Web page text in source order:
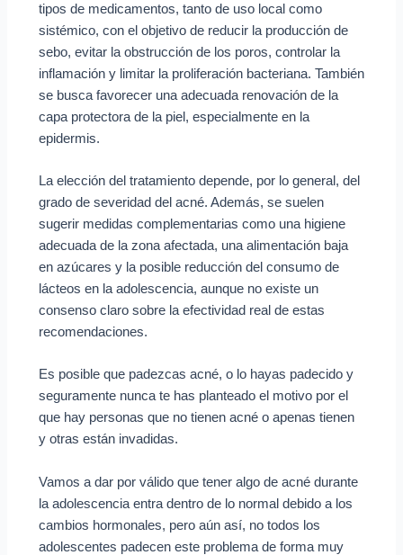
tipos de medicamentos, tanto de uso local como
sistémico, con el objetivo de reducir la producción de
sebo, evitar la obstrucción de los poros, controlar la
inflamación y limitar la proliferación bacteriana. También
se busca favorecer una adecuada renovación de la
capa protectora de la piel, especialmente en la
epidermis.
La elección del tratamiento depende, por lo general, del
grado de severidad del acné. Además, se suelen
sugerir medidas complementarias como una higiene
adecuada de la zona afectada, una alimentación baja
en azúcares y la posible reducción del consumo de
lácteos en la adolescencia, aunque no existe un
consenso claro sobre la efectividad real de estas
recomendaciones.
Es posible que padezcas acné, o lo hayas padecido y
seguramente nunca te has planteado el motivo por el
que hay personas que no tienen acné o apenas tienen
y otras están invadidas.
Vamos a dar por válido que tener algo de acné durante
la adolescencia entra dentro de lo normal debido a los
cambios hormonales, pero aún así, no todos los
adolescentes padecen este problema de forma muy